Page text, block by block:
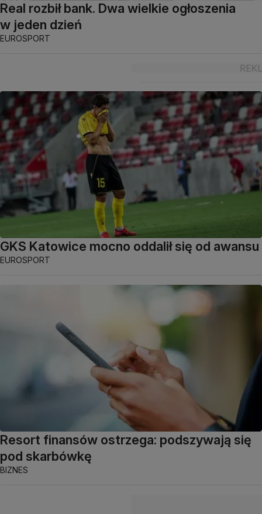
Real rozbił bank. Dwa wielkie ogłoszenia
w jeden dzień
EUROSPORT
GKS Katowice mocno oddalił się od awansu
EUROSPORT
Resort finansów ostrzega: podszywają się
pod skarbówkę
BIZNES